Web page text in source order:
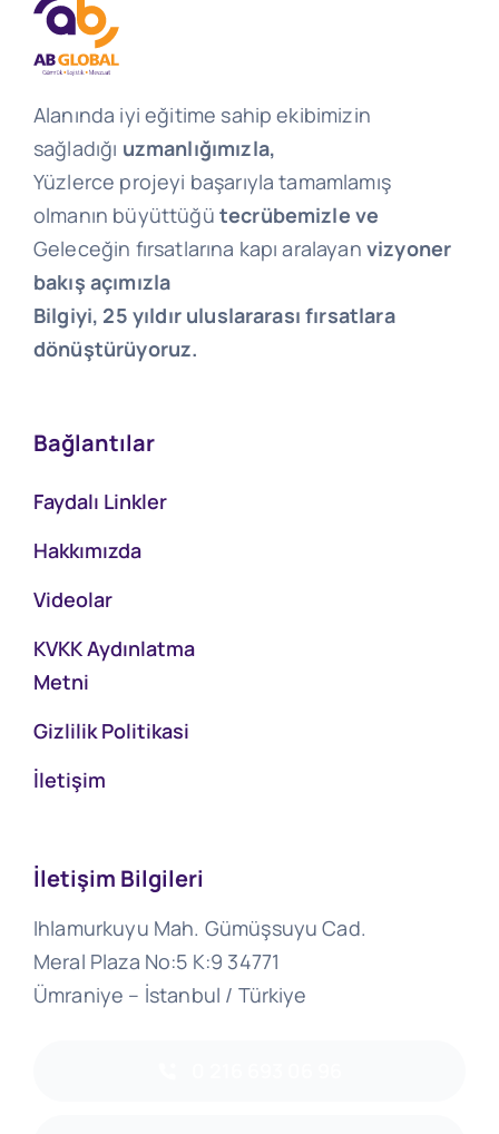
Alanında iyi eğitime sahip ekibimizin
sağladığı uzmanlığımızla,
Yüzlerce projeyi başarıyla tamamlamış
olmanın büyüttüğü tecrübemizle ve
Geleceğin fırsatlarına kapı aralayan vizyoner
bakış açımızla
Bilgiyi, 25 yıldır uluslararası fırsatlara
dönüştürüyoruz.
Bağlantılar
Faydalı Linkler
Hakkımızda
Videolar
KVKK Aydınlatma
Metni
Gizlilik Politikasi
İletişim
İletişim Bilgileri
Ihlamurkuyu Mah. Gümüşsuyu Cad.
Meral Plaza No:5 K:9 34771
Ümraniye – İstanbul / Türkiye